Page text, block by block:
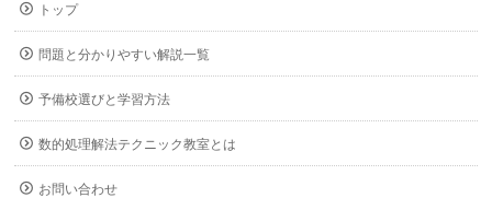
トップ
問題と分かりやすい解説一覧
予備校選びと学習方法
数的処理解法テクニック教室とは
お問い合わせ